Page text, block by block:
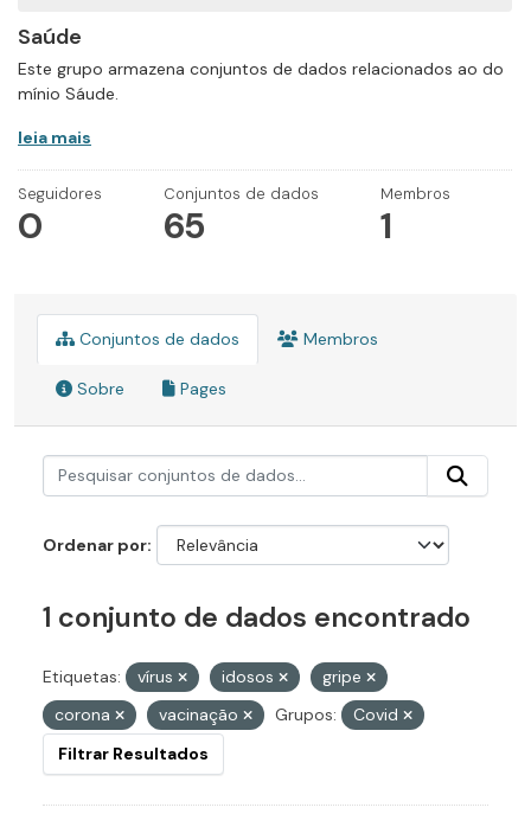
Saúde
Este grupo armazena conjuntos de dados relacionados ao do
mínio Sáude.
leia mais
Seguidores
0
Conjuntos de dados
65
Membros
1
Conjuntos de dados Membros
Sobre Pages
Ordenar por
1 conjunto de dados encontrado
Etiquetas: vírus idosos
gripe
corona
vacinação Grupos:
Covid
Filtrar Resultados